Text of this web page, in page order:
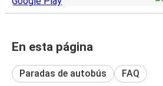
En esta página
Paradas de autobús FAQ